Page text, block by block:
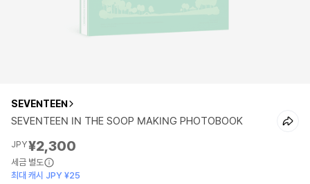
SEVENTEEN
SEVENTEEN IN THE SOOP MAKING PHOTOBOOK
JPY¥2,300
세금 별도
최대 캐시 JPY ¥25